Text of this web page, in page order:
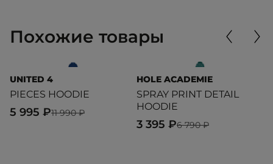
Похожие товары
UNITED 4
PIECES HOODIE
11 990 ₽
5 995 ₽
HOLE ACADEMIE
SPRAY PRINT DETAIL
HOODIE
6 790 ₽
3 395 ₽